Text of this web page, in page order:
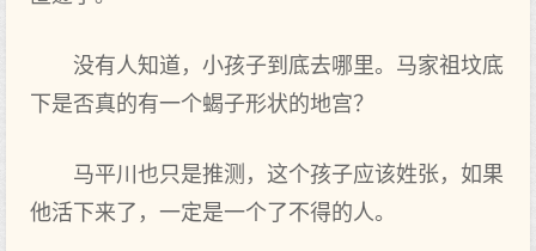
没有人知道，小孩子到底去哪里。马家祖坟底
下是否真的有一个蝎子形状的地宫？
马平川也只是推测，这个孩子应该姓张，如果
他活下来了，一定是一个了不得的人。